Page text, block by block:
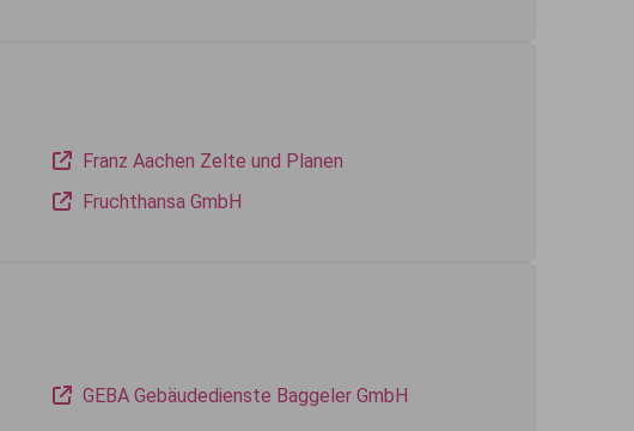
Franz Aachen Zelte und Planen
Fruchthansa GmbH
GEBA Gebäudedienste Baggeler GmbH